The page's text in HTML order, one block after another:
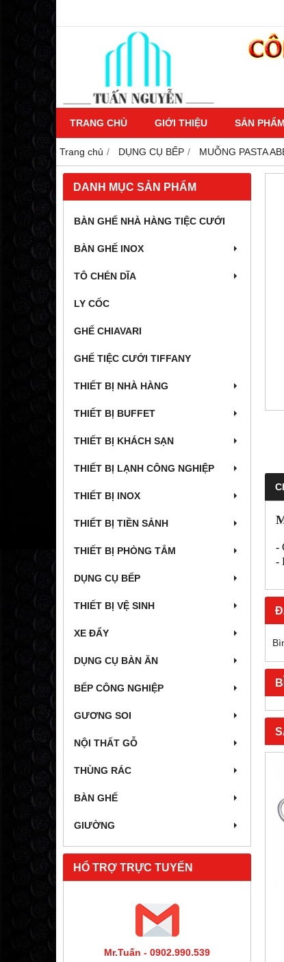
TRANG CHỦ GIỚI THIỆU SẢN PHẨM
Trang chủ DỤNG CỤ BẾP MUỖNG PASTA
DANH MỤC SẢN PHẨM
BÀN GHẾ NHÀ HÀNG TIỆC CƯỚI
BÀN GHẾ INOX
TÔ CHÉN DĨA
LY CỐC
GHẾ CHIAVARI
GHẾ TIỆC CƯỚI TIFFANY
THIẾT BỊ NHÀ HÀNG
THIẾT BỊ BUFFET
THIẾT BỊ KHÁCH SẠN
THIẾT BỊ LẠNH CÔNG NGHIỆP
THIẾT BỊ INOX
THIẾT BỊ TIỀN SẢNH
THIẾT BỊ PHÒNG TẮM
DỤNG CỤ BẾP
THIẾT BỊ VỆ SINH
XE ĐẨY
DỤNG CỤ BÀN ĂN
BẾP CÔNG NGHIỆP
GƯƠNG SOI
NỘI THẤT GỖ
THÙNG RÁC
BÀN GHẾ
GIƯỜNG
HỔ TRỢ TRỰC TUYẾN
Mr.Tuấn - 0902.990.539
-
-